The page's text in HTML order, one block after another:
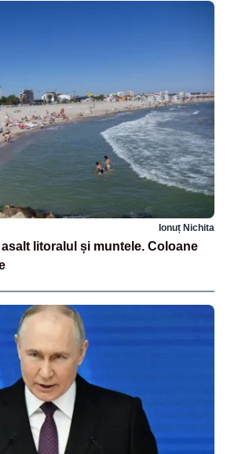
Ionuț Nichita
litoralul și muntele. Coloane